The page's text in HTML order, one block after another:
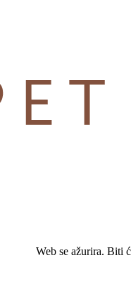
Web se ažurira. Biti